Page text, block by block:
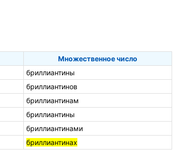
Множественное число
бриллиантины
бриллиантинов
бриллиантинам
бриллиантины
бриллиантинами
бриллиантинах